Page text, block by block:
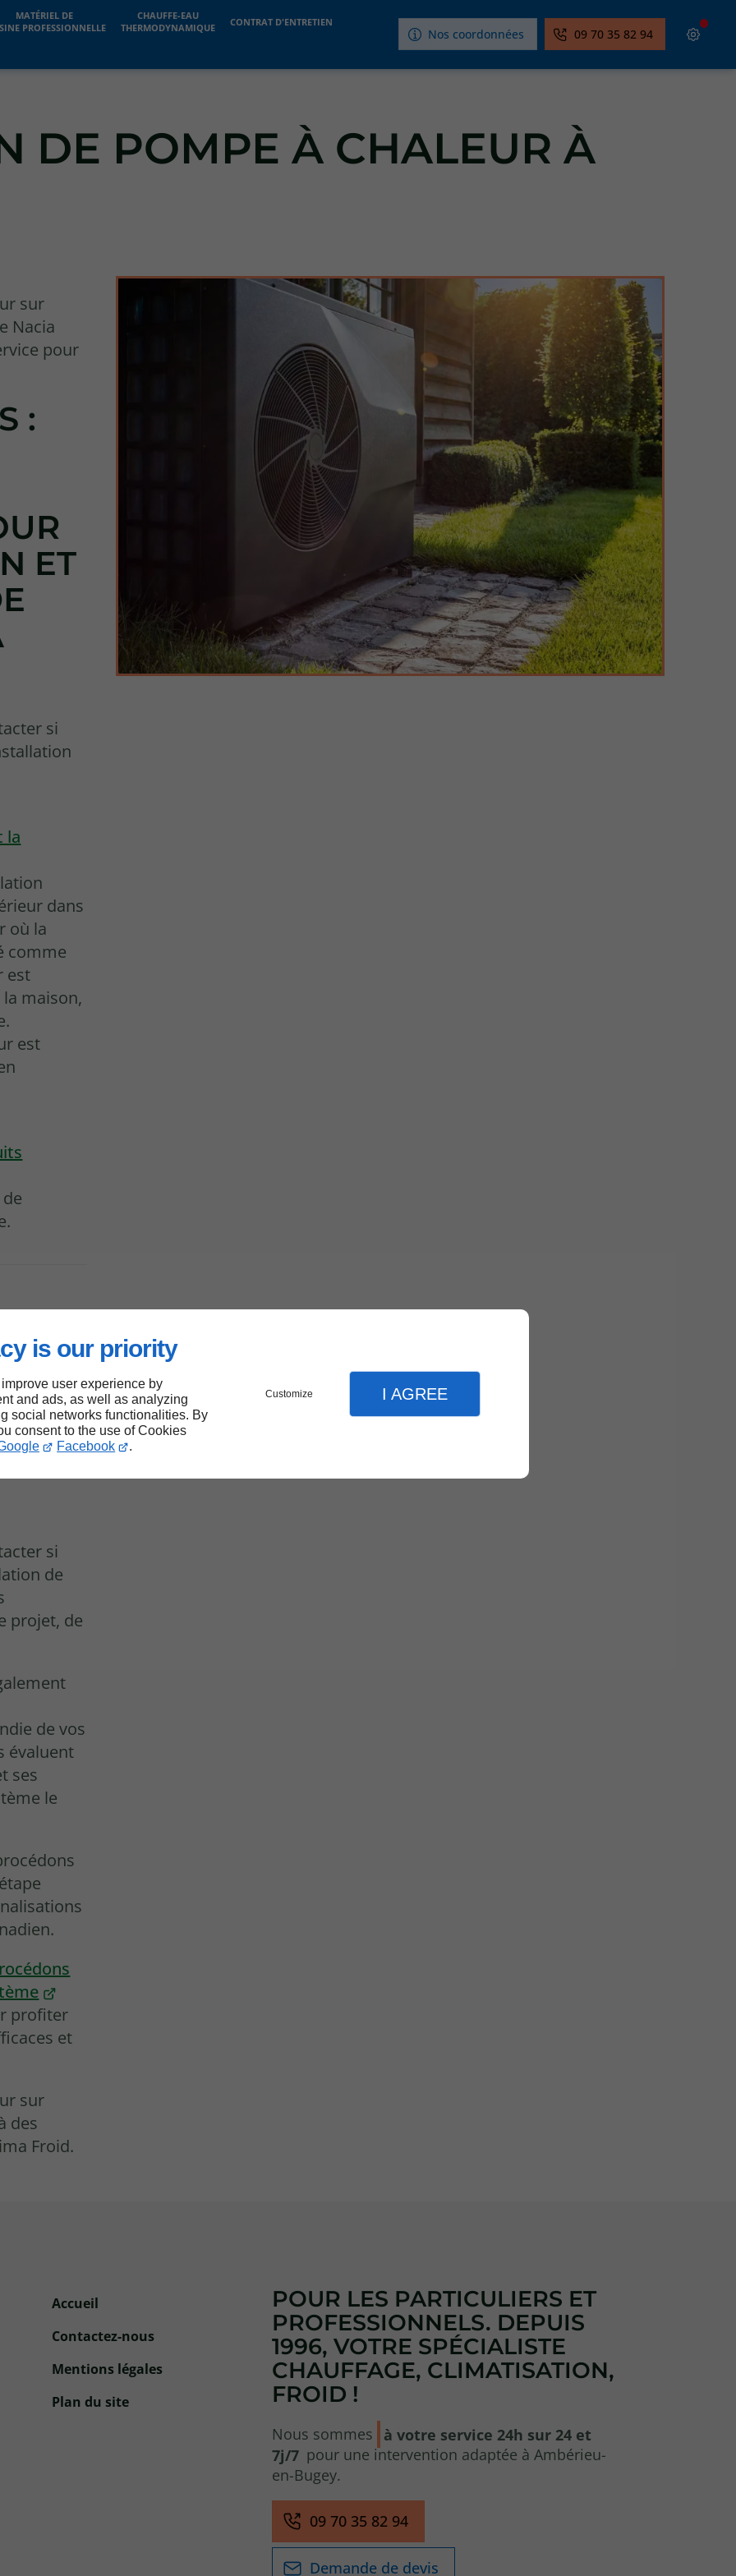
is our priority
user experience by
and ads, as well as analyzing
social networks functionalities. By
consent to the use of Cookies
Facebook .
Customize I AGREE
MATÉRIEL DE
PROFESSIONNELLE
CHAUFFE-EAU
THERMODYNAMIQUE
CONTRAT D'ENTRETIEN
Nos coordonnées 09 70 35 82 94
DE POMPE À CHALEUR À
sur
Nacia
pour
:
ET
si
la
dans
où la
comme
est
maison,
est
À
LA
si
de
projet, de
de vos
évaluent
ses
le
profiter
et
sur
des
Froid.
Accueil
Contactez-nous
Mentions légales
Plan du site
POUR LES PARTICULIERS ET
PROFESSIONNELS. DEPUIS
1996, VOTRE SPÉCIALISTE
CHAUFFAGE, CLIMATISATION,
FROID !
Nous sommes
à votre service 24h sur 24 et
7j/7 pour une intervention adaptée à Ambérieu-
en-Bugey.
09 70 35 82 94
Demande de devis